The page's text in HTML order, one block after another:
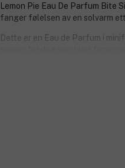
Lemon Pie Eau De Parfum Bite
fanger følelsen av en solvarm
Dette er en Eau de Parfum i